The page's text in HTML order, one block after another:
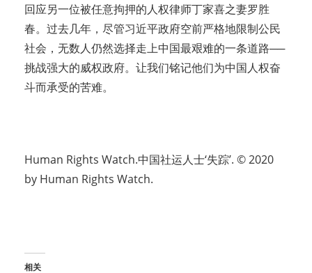
回应另一位被任意拘押的人权律师丁家喜之妻罗胜
春。过去几年，尽管习近平政府空前严格地限制公民
社会，无数人仍然选择走上中国最艰难的一条道路──
挑战强大的威权政府。让我们铭记他们为中国人权奋
斗而承受的苦难。
Human Rights Watch.中国社运人士‘失踪’. © 2020
by Human Rights Watch.
相关